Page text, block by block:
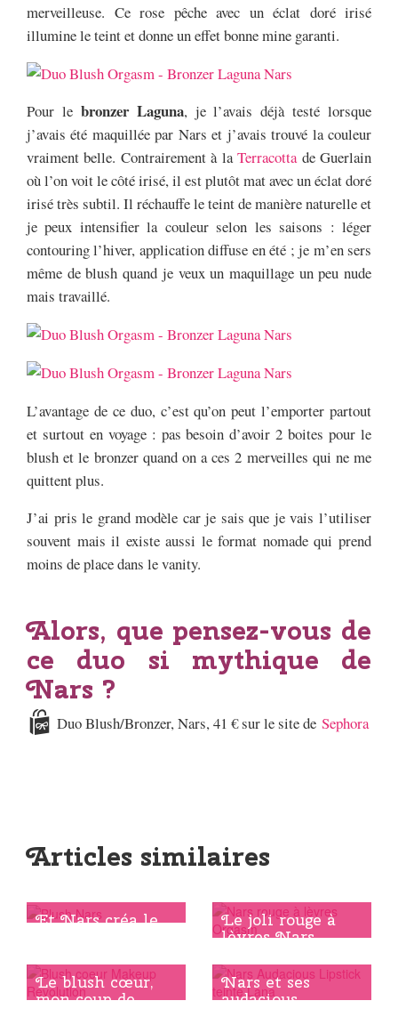
merveilleuse. Ce rose pêche avec un éclat doré irisé
illumine le teint et donne un effet bonne mine garanti.
Pour le bronzer Laguna, je l’avais déjà testé lorsque
j’avais été maquillée par Nars et j’avais trouvé la couleur
vraiment belle. Contrairement à laTerracottade Guerlain
où l’on voit le côté irisé, il est plutôt mat avec un éclat doré
irisé très subtil. Il réchauffe le teint de manière naturelle et
je peux intensifier la couleur selon les saisons : léger
contouring l’hiver, application diffuse en été ; je m’en sers
même de blush quand je veux un maquillage un peu nude
mais travaillé.
L’avantage de ce duo, c’est qu’on peut l’emporter partout
et surtout en voyage : pas besoin d’avoir 2 boites pour le
blush et le bronzer quand on a ces 2 merveilles qui ne me
quittent plus.
J’ai pris le grand modèle car je sais que je vais l’utiliser
souvent mais il existe aussi le format nomade qui prend
moins de place dans le vanity.
Alors, que pensez-vous de
ce duo si mythique de
Nars ?
Duo Blush/Bronzer, Nars, 41 € sur le site de Sephora
Articles similaires
Et Nars créa le
Le joli rouge à
lèvres Nars
Le blush cœur,
mon coup de
Nars et ses
audacious